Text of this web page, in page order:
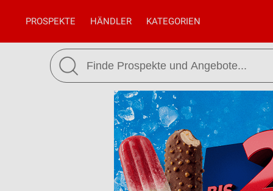
PROSPEKTE HÄNDLER KATEGORIEN